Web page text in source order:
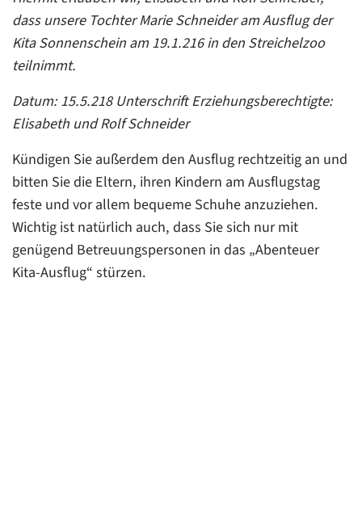
dass unsere Tochter Marie Schneider am Ausflug der
Kita Sonnenschein am 19.1.216 in den Streichelzoo
teilnimmt.
Datum: 15.5.218 Unterschrift Erziehungsberechtigte:
Elisabeth und Rolf Schneider
Kündigen Sie außerdem den Ausflug rechtzeitig an und
bitten Sie die Eltern, ihren Kindern am Ausflugstag
feste und vor allem bequeme Schuhe anzuziehen.
Wichtig ist natürlich auch, dass Sie sich nur mit
genügend Betreuungspersonen in das „Abenteuer
Kita-Ausflug“ stürzen.